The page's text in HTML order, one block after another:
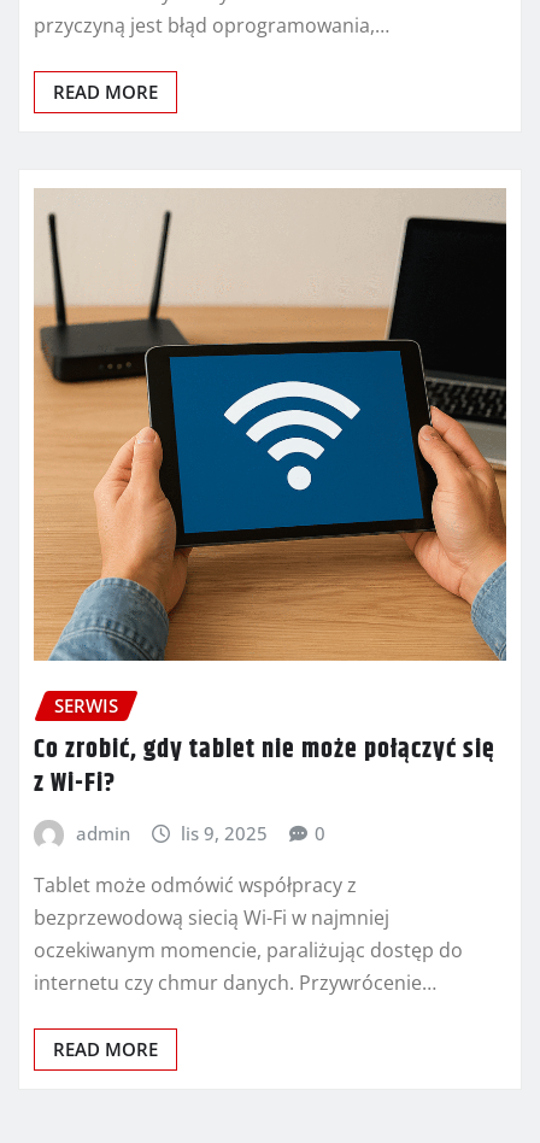
przyczyną jest błąd oprogramowania,…
READ MORE
SERWIS
Co zrobić, gdy tablet nie może połączyć się
z Wi-Fi?
admin lis 9, 2025 0
Tablet może odmówić współpracy z
bezprzewodową siecią Wi-Fi w najmniej
oczekiwanym momencie, paraliżując dostęp do
internetu czy chmur danych. Przywrócenie…
READ MORE